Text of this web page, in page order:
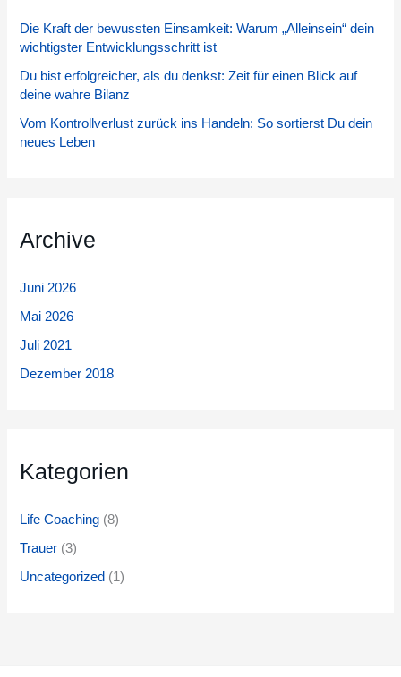
n
a
c
Die Kraft der bewussten Einsamkeit: Warum „Alleinsein“ dein
wichtigster Entwicklungsschritt ist
Du bist erfolgreicher, als du denkst: Zeit für einen Blick auf
deine wahre Bilanz
Vom Kontrollverlust zurück ins Handeln: So sortierst Du dein
neues Leben
Archive
Juni 2026
Mai 2026
Juli 2021
Dezember 2018
Kategorien
Life Coaching (8)
Trauer (3)
Uncategorized (1)